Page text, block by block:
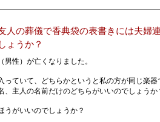
人の葬儀で香典袋の表書きには夫婦
ょうか？
性）が亡くなりました。
っていて、どちらかというと私の方が同じ楽
、主人の名前だけのどちらがいいのでしょうか
うがいいのでしょうか？